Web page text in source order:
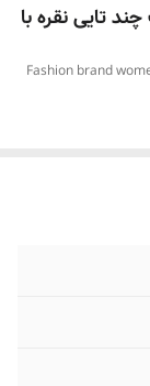
تایی نقره با
Fashion brand